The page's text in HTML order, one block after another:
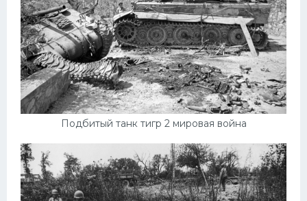
Подбитый танк тигр 2 мировая война